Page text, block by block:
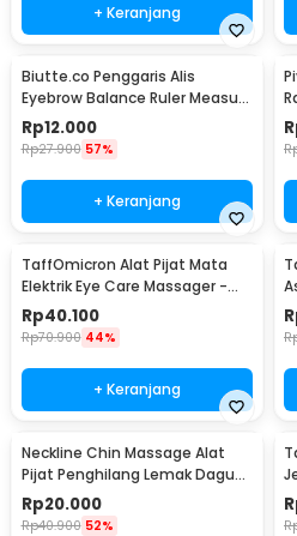
+ Keranjang
Biutte.co Penggaris Alis
Eyebrow Balance Ruler Measure
Shaping Tool
Rp12.000
Rp27.900 57%
+ Keranjang
TaffOmicron Alat Pijat Mata
Elektrik Eye Care Massager -
XTK-018
Rp40.100
Rp70.900 44%
+ Keranjang
Neckline Chin Massage Alat
Pijat Penghilang Lemak Dagu
Rahang - A241
Rp20.000
Rp40.900 52%